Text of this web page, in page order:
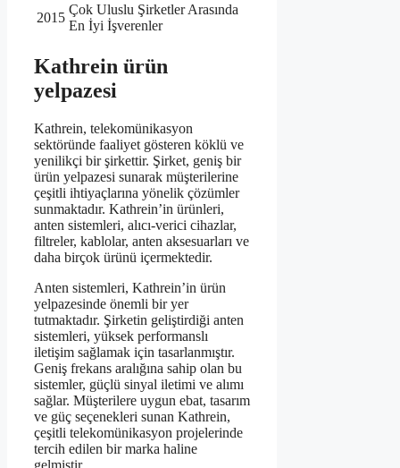
2015
Çok Uluslu Şirketler Arasında
En İyi İşverenler
Kathrein ürün
yelpazesi
Kathrein, telekomünikasyon
sektöründe faaliyet gösteren köklü ve
yenilikçi bir şirkettir. Şirket, geniş bir
ürün yelpazesi sunarak müşterilerine
çeşitli ihtiyaçlarına yönelik çözümler
sunmaktadır. Kathrein’in ürünleri,
anten sistemleri, alıcı-verici cihazlar,
filtreler, kablolar, anten aksesuarları ve
daha birçok ürünü içermektedir.
Anten sistemleri, Kathrein’in ürün
yelpazesinde önemli bir yer
tutmaktadır. Şirketin geliştirdiği anten
sistemleri, yüksek performanslı
iletişim sağlamak için tasarlanmıştır.
Geniş frekans aralığına sahip olan bu
sistemler, güçlü sinyal iletimi ve alımı
sağlar. Müşterilere uygun ebat, tasarım
ve güç seçenekleri sunan Kathrein,
çeşitli telekomünikasyon projelerinde
tercih edilen bir marka haline
gelmiştir.